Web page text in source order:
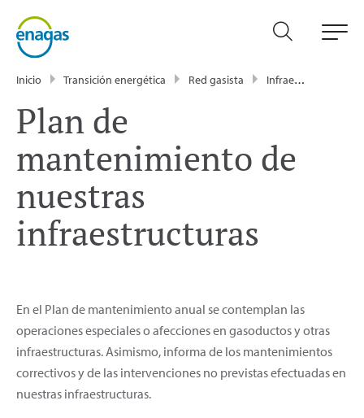
Inicio Transición energética Red gasista Infraestructuras gasistas
Plan de
mantenimiento de
nuestras
infraestructuras
En el Plan de mantenimiento anual se contemplan las
operaciones especiales o afecciones en gasoductos y otras
infraestructuras. Asimismo, informa de los mantenimientos
correctivos y de las intervenciones no previstas efectuadas en
nuestras infraestructuras.